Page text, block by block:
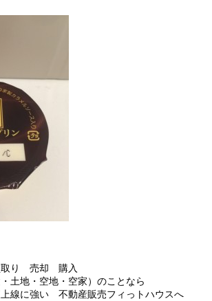
取り 売却 購入
土地・空地・空家）のことなら
線に強い 不動産販売フィっトハウスへ